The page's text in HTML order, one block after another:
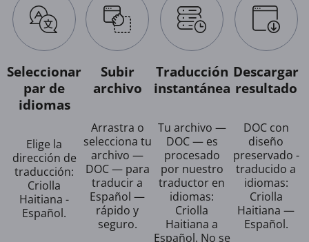
Seleccionar
par de
idiomas
Elige la
dirección de
traducción:
Criolla
Haitiana -
Español.
Subir
archivo
Arrastra o
selecciona tu
archivo —
DOC — para
traducir a
Español —
rápido y
seguro.
Traducción
instantánea
Tu archivo —
DOC — es
procesado
por nuestro
traductor en
idiomas:
Criolla
Haitiana a
Español. No se
Descargar
resultado
DOC con
diseño
preservado -
traducido a
idiomas:
Criolla
Haitiana —
Español.